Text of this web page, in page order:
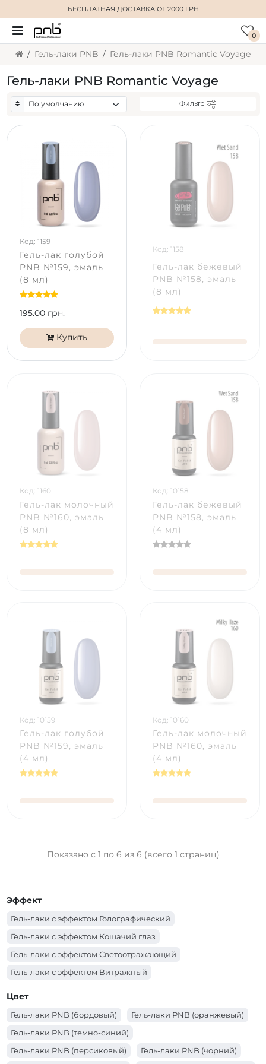
БЕСПЛАТНАЯ ДОСТАВКАОТ 2000 ГРН
0
Гель-лаки PNB Гель-лаки PNB Romantic Voyage
Гель-лаки PNB Romantic Voyage
Фильтр
Код: 1159
Гель-лак голубой
PNB №159, эмаль
(8 мл)
195.00 грн.
Купить
Код: 1158
Гель-лак бежевый
PNB №158, эмаль
(8 мл)
Код: 1160
Гель-лак молочный
PNB №160, эмаль
(8 мл)
Код: 10158
Гель-лак бежевый
PNB №158, эмаль
(4 мл)
Код: 10159
Гель-лак голубой
PNB №159, эмаль
(4 мл)
Код: 10160
Гель-лак молочный
PNB №160, эмаль
(4 мл)
Показано с 1 по 6 из 6 (всего 1 страниц)
Эффект
Гель-лаки с эффектом Голографический
Гель-лаки с эффектом Кошачий глаз
Гель-лаки с эффектом Светоотражающий
Гель-лаки с эффектом Витражный
Цвет
Гель-лаки PNB (бордовый)
Гель-лаки PNB (оранжевый)
Гель-лаки PNB (темно-синий)
Гель-лаки PNB (персиковый)
Гель-лаки PNB (чорний)